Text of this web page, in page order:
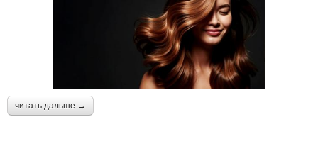
читать дальше →